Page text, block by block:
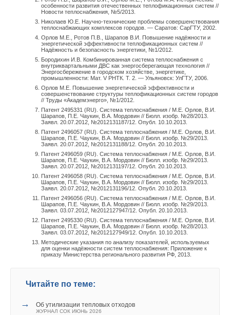
особенности развития отечественных теплофикационных систем //
Новости теплоснабжения, №5/2013.
Николаев Ю.Е. Научно-технические проблемы совершенствования
теплоснабжающих комплексов городов. — Саратов: СарГТУ, 2002.
Орлов М.Е., Ротов П.В., Шарапов В.И. Повышение надёжности и
энергетической эффективности теплофикационных систем //
Надёжность и безопасность энергетики, №1/2012.
Бородихин И.В. Комбинированная система теплоснабжения с
внутриквартальными ДВС как энергосберегающая технология //
Энергосбережение в городском хозяйстве, энергетике,
промышленности: Мат. V РНТК. Т. 2. — Ульяновск: УлГТУ, 2006.
Орлов М.Е. Повышение энергетической эффективности и
совершенствование структуры теплофикационных систем городов
// Труды «Академэнерго», №1/2012.
Патент 2495331 (RU). Система теплоснабжения / М.Е. Орлов, В.И.
Шарапов, П.Е. Чаукин, В.А. Мордовин // Бюлл. изобр. №28/2013.
Заявл. 20.07.2012, №2012131187/12. Опубл. 10.10.2013.
Патент 2496057 (RU). Система теплоснабжения / М.Е. Орлов, В.И.
Шарапов, П.Е. Чаукин, В.А. Мордовин // Бюлл. изобр. №29/2013.
Заявл. 20.07.2012, №2012131188/12. Опубл. 20.10.2013.
Патент 2496059 (RU). Система теплоснабжения / М.Е. Орлов, В.И.
Шарапов, П.Е. Чаукин, В.А. Мордовин // Бюлл. изобр. №29/2013.
Заявл. 20.07.2012, №2012131197/12. Опубл. 20.10.2013.
Патент 2496058 (RU). Система теплоснабжения / М.Е. Орлов, В.И.
Шарапов, П.Е. Чаукин, В.А. Мордовин // Бюлл. изобр. №29/2013.
Заявл. 20.07.2012, №2012131196/12. Опубл. 20.10.2013.
Патент 2496056 (RU). Система теплоснабжения / М.Е. Орлов, В.И.
Шарапов, П.Е. Чаукин, В.А. Мордовин // Бюлл. изобр. №29/2013.
Заявл. 03.07.2012, №2012127947/12. Опубл. 20.10.2013.
Патент 2495330 (RU). Система теплоснабжения / М.Е. Орлов, В.И.
Шарапов, П.Е. Чаукин, В.А. Мордовин // Бюлл. изобр. №28/2013.
Заявл. 03.07.2012, №2012127949/12. Опубл. 10.10.2013.
Методические указания по анализу показателей, используемых
для оценки надёжности систем теплоснабжения: Приложение к
приказу Министерства регионального развития РФ, 2013.
Читайте по теме:
→ Об утилизации тепловых отходов
ЖУРНАЛ СОК ИЮНЬ 2026